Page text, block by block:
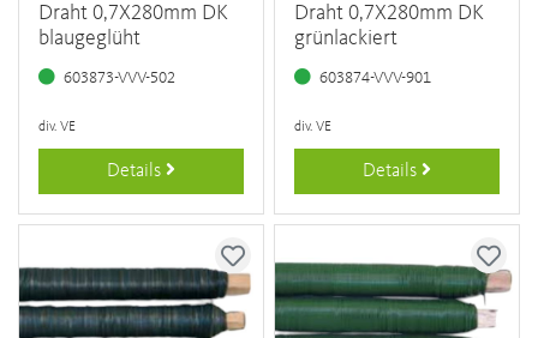
Draht 0,7X280mm DK
blaugeglüht
603873-VVV-502
div. VE
Details
Draht 0,7X280mm DK
grünlackiert
603874-VVV-901
div. VE
Details